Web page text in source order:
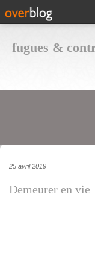
fugues &
25 avril 2019
Demeurer en vie